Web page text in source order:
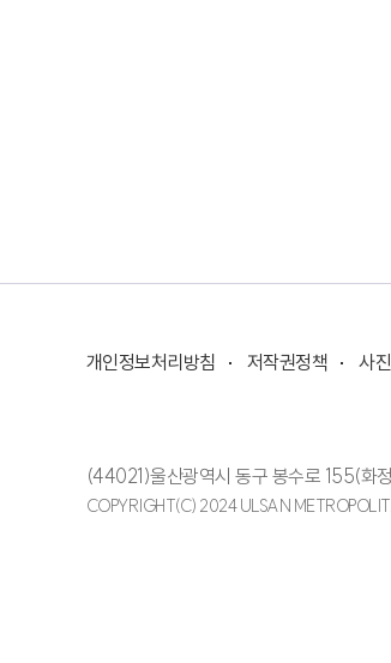
개인정보처리방침 저작권정책 사
(44021)울산광역시 동구 봉수로 155(화
COPYRIGHT(C) 2024 ULSAN